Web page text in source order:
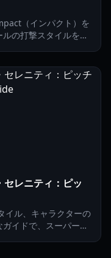
（インパクト）を
の打撃スタイルをマ
レニティ：ピッ
イル、キャラクターの
イドで、スーパース